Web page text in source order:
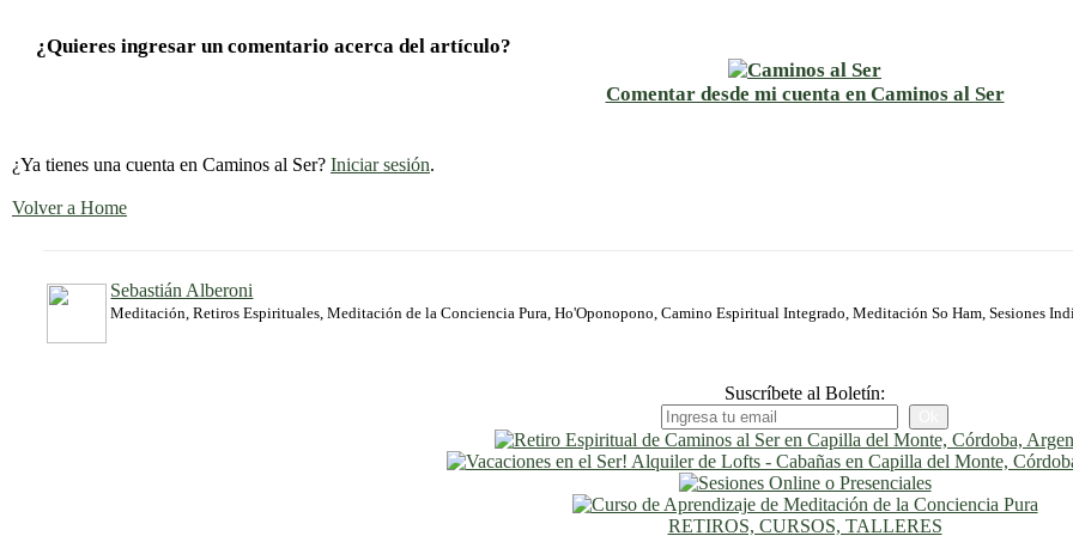
¿Quieres ingresar un comentario acerca del artículo?
Comentar desde mi cuenta en Caminos al Ser
¿Ya tienes una cuenta en Caminos al Ser? Iniciar sesión.
Volver a Home
Sebastián Alberoni
Meditación, Retiros Espirituales, Meditación de la Conciencia Pura, Ho'Oponopono, Camino Espiritual Integrado, Meditación So Ham, Sesiones
Suscríbete al Boletín:
RETIROS, CURSOS, TALLERES